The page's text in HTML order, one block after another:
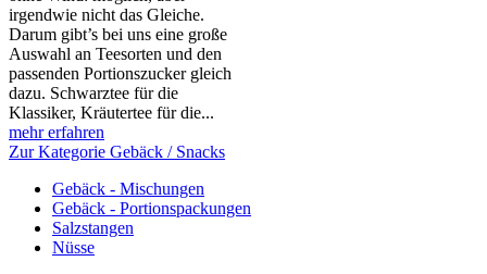
irgendwie nicht das Gleiche.
Darum gibt’s bei uns eine große
Auswahl an Teesorten und den
passenden Portionszucker gleich
dazu. Schwarztee für die
Klassiker, Kräutertee für die...
mehr erfahren
Zur Kategorie Gebäck / Snacks
Gebäck - Mischungen
Gebäck - Portionspackungen
Salzstangen
Nüsse